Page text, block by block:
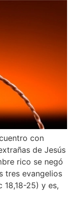
con
de Jesús
rico se negó
tres evangelios
18,18-25) y es,